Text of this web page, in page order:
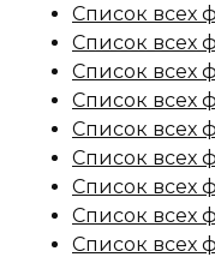
Список всех
Список всех
Список всех
Список всех
Список всех
Список всех
Список всех
Список всех
Список всех